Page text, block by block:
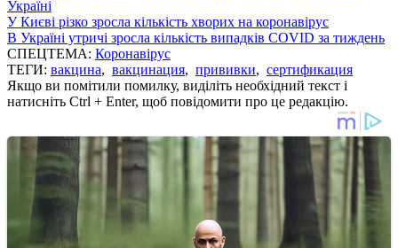
Україні
У Києві різко зросла кількість хворих на коронавірус
В Україні утричі зросла кількість випадків COVID за тиждень
СПЕЦТЕМА: Коронавірус
ТЕГИ: вакцина, вакцинация, прививки, сертификация
Якщо ви помітили помилку, виділіть необхідний текст і
натисніть Ctrl + Enter, щоб повідомити про це редакцію.